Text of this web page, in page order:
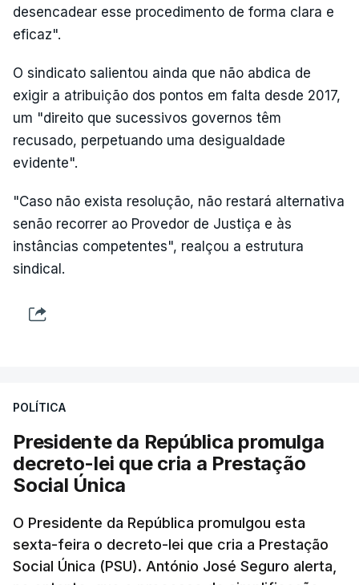
desencadear esse procedimento de forma clara e
eficaz".
O sindicato salientou ainda que não abdica de
exigir a atribuição dos pontos em falta desde 2017,
um "direito que sucessivos governos têm
recusado, perpetuando uma desigualdade
evidente".
"Caso não exista resolução, não restará alternativa
senão recorrer ao Provedor de Justiça e às
instâncias competentes", realçou a estrutura
sindical.
POLÍTICA
Presidente da República promulga
decreto-lei que cria a Prestação
Social Única
O Presidente da República promulgou esta
sexta-feira o decreto-lei que cria a Prestação
Social Única (PSU). António José Seguro alerta,